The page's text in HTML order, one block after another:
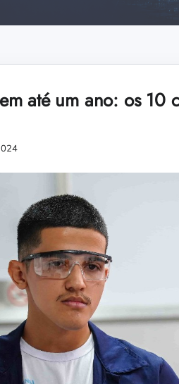
até um ano: os 10